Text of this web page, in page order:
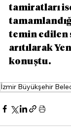
tamiratları
temin edilen
arıtılarak
konuştu.
İzmir Büyükşehir